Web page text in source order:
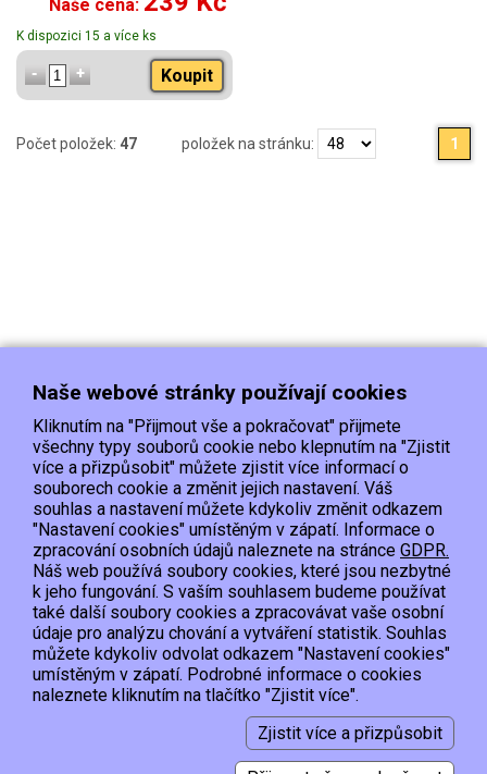
Naše cena:
K dispozici 15 a více ks
Koupit
Počet položek: 47 položek na stránku: 1
Doprava Platba
Kontakt/Reklamace
Obchodní podmínky
Ochrana os.údajů
EET :Podle zákona o evidenci tržeb je prodávající povinen vystavit kupujícímu
Zároveň je povinen zaevidovat přijatou tržbu u správce daně online; v případě
technického výpadku pak nejpozději do 48 hodin.
Copyright © 2015, Hypervyprodej.cz, všechna práva vyhrazena
2026 © Smartware s.r.o.,Redakční systém MultiCMS
Naše webové stránky používají cookies
Kliknutím na "Přijmout vše a pokračovat" přijmete
všechny typy souborů cookie nebo klepnutím na "Zjistit
více a přizpůsobit" můžete zjistit více informací o
souborech cookie a změnit jejich nastavení. Váš
souhlas a nastavení můžete kdykoliv změnit odkazem
"Nastavení cookies" umístěným v zápatí. Informace o
zpracování osobních údajů naleznete na stránce GDPR.
Náš web používá soubory cookies, které jsou nezbytné
k jeho fungování. S vaším souhlasem budeme používat
také další soubory cookies a zpracovávat vaše osobní
údaje pro analýzu chování a vytváření statistik. Souhlas
můžete kdykoliv odvolat odkazem "Nastavení cookies"
umístěným v zápatí. Podrobné informace o cookies
naleznete kliknutím na tlačítko "Zjistit více".
Zjistit více a přizpůsobit